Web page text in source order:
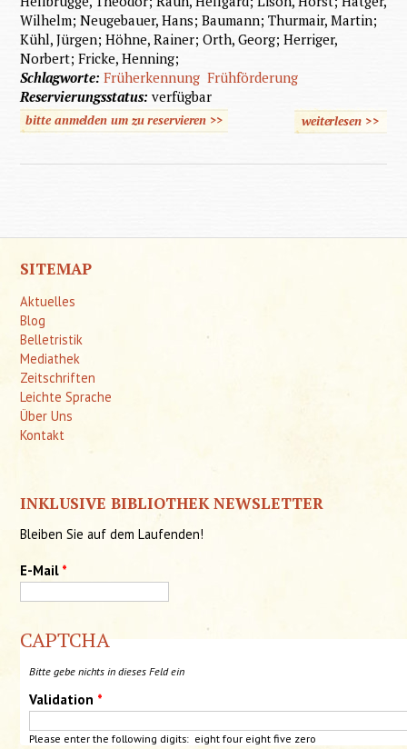
Wilhelm; Neugebauer, Hans; Baumann; Thurmair, Martin;
Kühl, Jürgen; Höhne, Rainer; Orth, Georg; Herriger,
Norbert; Fricke, Henning;
Schlagworte:Früherkennung Frühförderung
Reservierungsstatus:verfügbar
bitte anmelden um zu reservieren >> weiterlesen>>
SITEMAP
Aktuelles
Blog
Belletristik
Mediathek
Zeitschriften
Leichte Sprache
Über Uns
Kontakt
INKLUSIVE BIBLIOTHEK NEWSLETTER
Bleiben Sie auf dem Laufenden!
E-Mail *
CAPTCHA
Bitte gebe nichts in dieses Feld ein
Validation *
Please enter the following digits: eight four eight five zero